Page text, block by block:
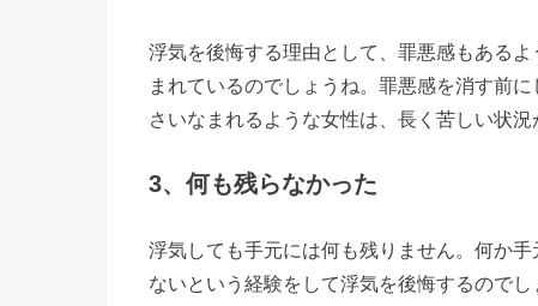
後悔した
時はどう
すればい
法は？
»
浮気を後悔する理由として、罪悪感もある
まれているのでしょうね。罪悪感を消す前
さいなまれるような女性は、長く苦しい状
3、何も残らなかった
浮気しても手元には何も残りません。何か
ないという経験をして浮気を後悔するので